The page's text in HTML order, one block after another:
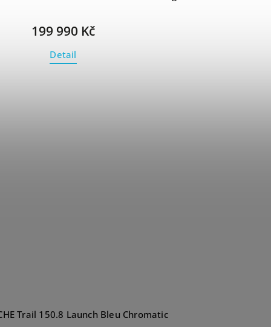
199 990 Kč
Detail
Trail 150.8 Launch Bleu Chromatic